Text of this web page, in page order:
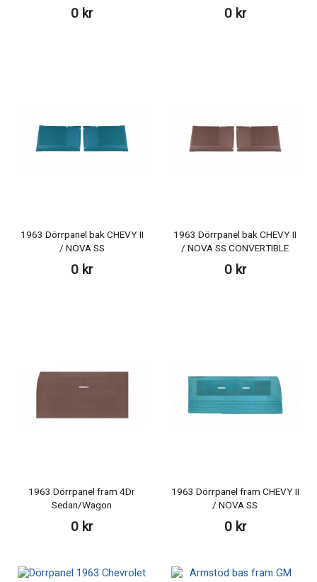
0 kr 0 kr
1963 Dörrpanel bak CHEVY II
/ NOVA SS
0 kr
1963 Dörrpanel bak CHEVY II
/ NOVA SS CONVERTIBLE
0 kr
1963 Dörrpanel fram 4Dr
Sedan/Wagon
0 kr
1963 Dörrpanel fram CHEVY II
/ NOVA SS
0 kr